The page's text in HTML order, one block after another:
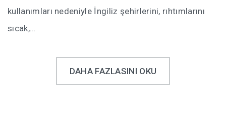
kullanımları nedeniyle İngiliz şehirlerini, rıhtımlarını
sıcak,…
DAHA FAZLASINI OKU